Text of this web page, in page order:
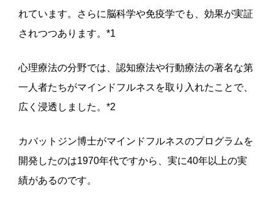
れています。さらに脳科学や免疫学でも、効果が実証
されつつあります。*1
心理療法の分野では、認知療法や行動療法の著名な第
一人者たちがマインドフルネスを取り入れたことで、
広く浸透しました。*2
カバットジン博士がマインドフルネスのプログラムを
開発したのは1970年代ですから、実に40年以上の実
績があるのです。